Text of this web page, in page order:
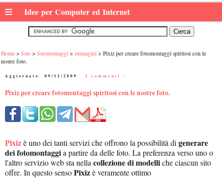
≡ Idee per Computer ed Internet
Home foto fotomontaggi immagini
Pixiz per creare fotomontaggi spiritosi con le
nostre foto.
Aggiornato: 09/11/2009 2 commenti :
Pixiz per creare fotomontaggi spiritosi con le nostre foto.
Pixizè uno dei tanti servizi che offrono la possibilità digenerare
dei fotomontaggia partire da delle foto. La preferenza verso uno o
l'altro servizio web sta nellacollezione di modelliche ciascun sito
offre. In questo sensoPixizè veramente ottimo